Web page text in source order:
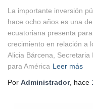
La importante inversión
hace ocho años es una
ecuatoriana presenta
crecimiento en relación a
Alicia Bárcena, Secretaria
para América Leer más
Por Administrador, hace